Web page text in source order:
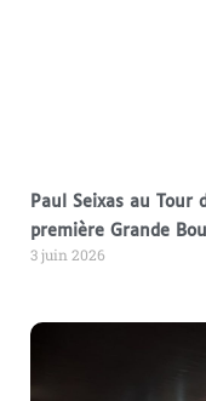
Paul Seixas au Tour
première Grande
3 juin 2026